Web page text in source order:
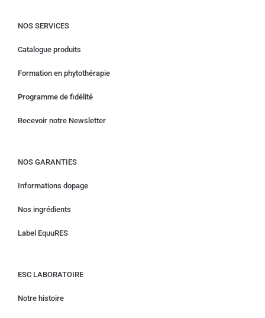
NOS SERVICES
Catalogue produits
Formation en phytothérapie
Programme de fidélité
Recevoir notre Newsletter
NOS GARANTIES
Informations dopage
Nos ingrédients
Label EquuRES
ESC LABORATOIRE
Notre histoire